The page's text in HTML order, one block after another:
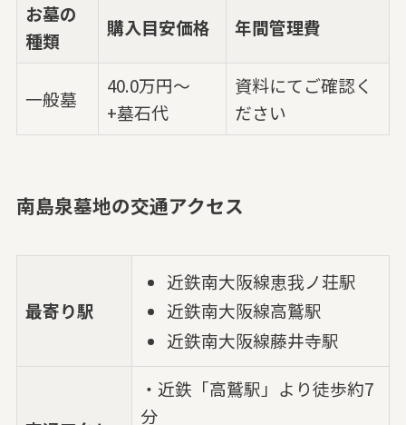
お墓の
種類
購入目安価格 年間管理費
一般墓
40.0万円～
+墓石代
資料にてご確認く
ださい
南島泉墓地の交通アクセス
最寄り駅
近鉄南大阪線恵我ノ荘駅
近鉄南大阪線高鷲駅
近鉄南大阪線藤井寺駅
・近鉄「高鷲駅」より徒歩約7
分